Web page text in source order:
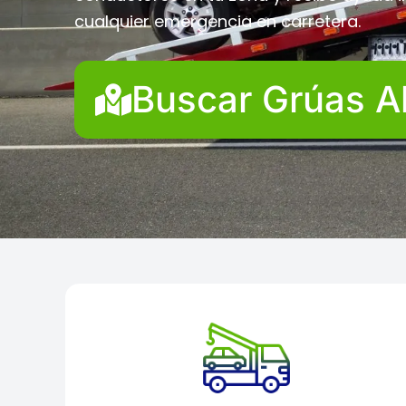
cualquier emergencia en carretera.
Buscar Grúas